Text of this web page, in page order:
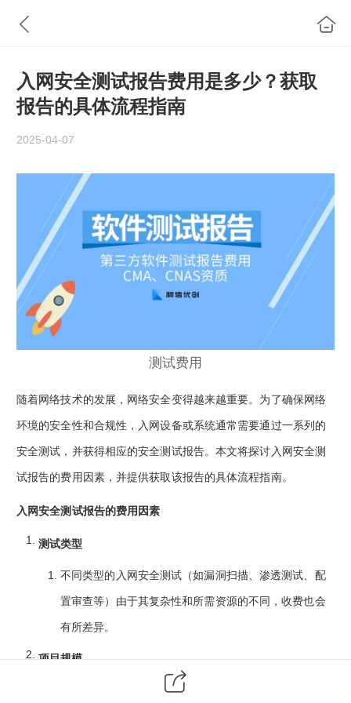
入网安全测试报告费用是多少？获取
报告的具体流程指南
2025-04-07
测试费用
随着网络技术的发展，网络安全变得越来越重要。为了确保网络
环境的安全性和合规性，入网设备或系统通常需要通过一系列的
安全测试，并获得相应的安全测试报告。本文将探讨入网安全测
试报告的费用因素，并提供获取该报告的具体流程指南。
入网安全测试报告的费用因素
测试类型
不同类型的入网安全测试（如漏洞扫描、渗透测试、配
置审查等）由于其复杂性和所需资源的不同，收费也会
有所差异。
项目规模
较大规模的项目通常涉及更多的模块和功能点，这会增